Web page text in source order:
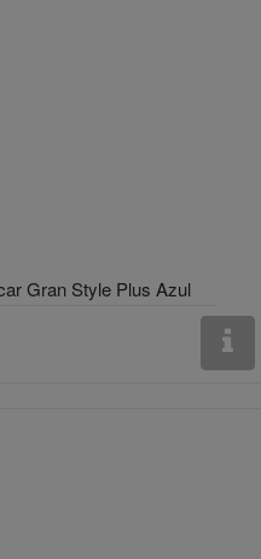
Gran Style Plus Azul